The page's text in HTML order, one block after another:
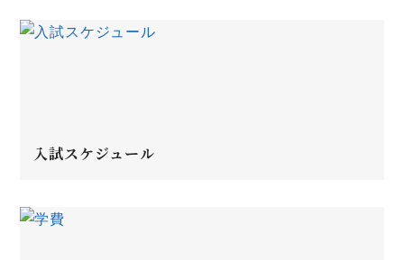
入試スケジュール